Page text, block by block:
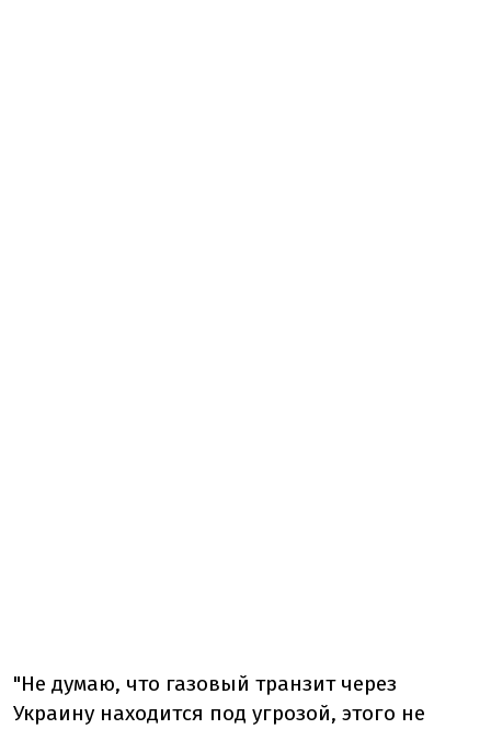
"Не думаю, что газовый транзит через
Украину находится под угрозой, этого не